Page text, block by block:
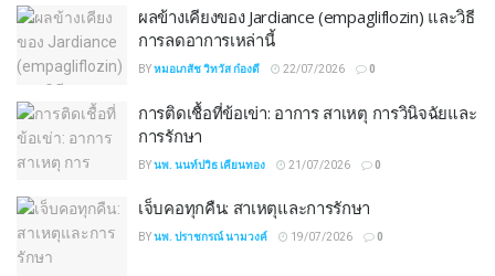
ผลข้างเคียงของ Jardiance (empagliflozin) และวิธี
การลดอาการเหล่านี้
BYหมอเภสัช วิทวัส ก๋องดี 22/07/2026 0
การติดเชื้อที่ข้อเข่า: อาการ สาเหตุ การวินิจฉัยและ
การรักษา
BYนพ. นนท์ปวิธ เคียนทอง 21/07/2026 0
เจ็บคอทุกคืน: สาเหตุและการรักษา
BYนพ. ปราชกรณ์ นามวงค์ 19/07/2026 0